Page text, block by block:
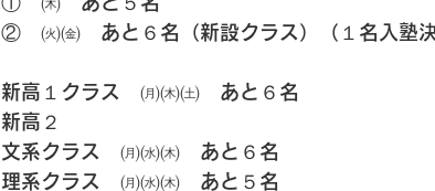
②　㈫㈮　あと６名（新設クラス）（１名入塾決
新高１クラス　㈪㈭㈯　あと６名
新高２
文系クラス　㈪㈬㈭　あと６名
理系クラス　㈪㈬㈭　あと５名